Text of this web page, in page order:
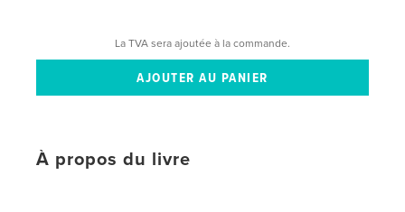
La TVA sera ajoutée à la commande.
À propos du livre